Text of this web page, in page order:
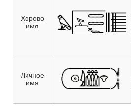
Хорово
имя
Личное
имя